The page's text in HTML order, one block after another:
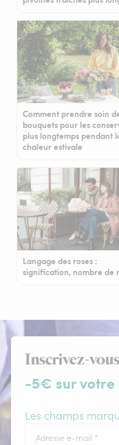
Comment prendre soin
bouquets pour les
plus longtemps pendant
chaleur estivale
Langage des roses :
signification, nombre de
Inscrivez-
-5€ sur votre
Les champs
Adresse e-mail *